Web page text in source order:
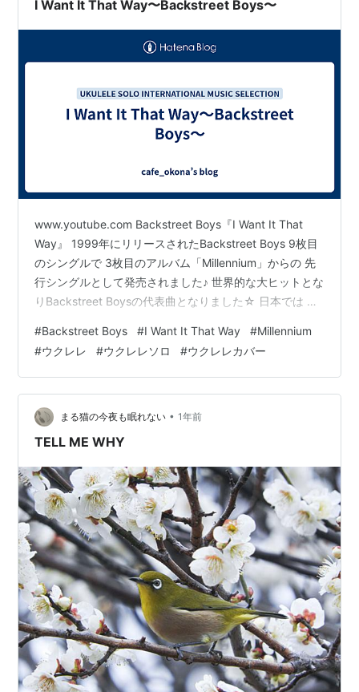
AWARDをはじめとする各種のアワードを獲得した。
1997年、セカンドアルバムをやっとアメリカでリリー
ス。セカンドアルバムはアメリカでもヒットし、一
躍'nsync等と並ぶboy bandブームの立役者となる。
1999年、最大のヒット曲「I want in that way」を含む
アルバム「Millennium」をリリース。全世界で3500万
2000年の「Black&Blue」以後、グループとしての活動
を一時停止していたが、2004年からライブを中心に活
動再開、3年ぶりとなる来日公演を行う。
2005年にオリジナルアルバムとしては5年ぶりのアルバ
ム「Never Gone」をリリースし、2006年には来日公演
2006年6月23日、Kevinが脱退。
Backstreet Boysを離れる時だと決意しました。こ
れは自分自身の第2章の為の、非常に苦しい決断で
した。Howard, Brian, Alex, Nickはいつだって私
の兄弟であり、この上ない愛やサポートを持って
いました。Backstreet Boysのファンのみんなに
は、一緒に共有した全ての美しい思い出に対して
感謝をし、自分の次の人生の段階に、みんなを含
む事を楽しみにしています。 私は兄弟達が、成功
を続けていくことを願い、次の彼らの新作を楽し
みにしています。 Kevin 」（公式発表文 訳）
残ったメンバーはKevinの代わりを見つけるつもりはな
I Want It That Way〜Backstreet Boys〜
www.youtube.com Backstreet Boys『I Want It That
Way』 1999年にリリースされたBackstreet Boys 9枚目
のシングルで 3枚目のアルバム「Millennium」からの 先
行シングルとして発売されました♪ 世界的な大ヒットとな
りBackstreet Boysの代表曲となりました☆ 日本では 同
気に日本のファンを獲得した曲となっています♪ 私めちゃ
くちゃファンだったので歌詞ほぼ覚えてるほどです🤭 若
い時は歌詞なんて努力しなくても勝手に覚えてたなぁ😅
ウクレレでは イントロをどうにか再現…
#Backstreet Boys #I Want It That Way #Millennium
#ウクレレ #ウクレレソロ #ウクレレカバー
まる猫の今夜も眠れない • 1年前
TELL ME WHY